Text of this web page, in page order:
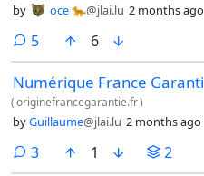
by oce 🐆@jlai.lu 2 months ago
5comments
6
Numérique France Garanti
(originefrancegarantie.fr)
byGuillaume@jlai.lu 2 months ago
3comments
1 2